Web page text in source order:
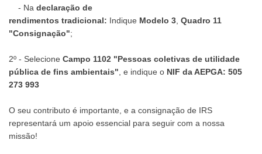
- Na declaração de
rendimentos tradicional: Indique Modelo 3 Quadro 11
"Consignação";
2º - Selecione Campo 1102 "Pessoas coletivas de utilidade
pública de fins ambientais" , e indique o NIF da AEPGA: 505
273 993
O seu contributo é importante, e a consignação de IRS
representará um apoio essencial para seguir com a nossa
missão!